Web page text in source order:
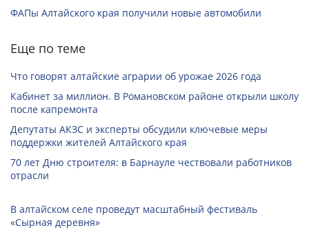
ФАПы Алтайского края получили новые автомобили
Еще по теме
Что говорят алтайские аграрии об урожае 2026 года
Кабинет за миллион. В Романовском районе открыли школу
после капремонта
Депутаты АКЗС и эксперты обсудили ключевые меры
поддержки жителей Алтайского края
70 лет Дню строителя: в Барнауле чествовали работников
отрасли
В алтайском селе проведут масштабный фестиваль
«Сырная деревня»